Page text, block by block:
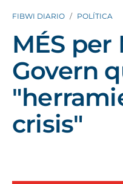
FIBWI DIARIO POLÍTICA
MÉS
Govern
crisis"